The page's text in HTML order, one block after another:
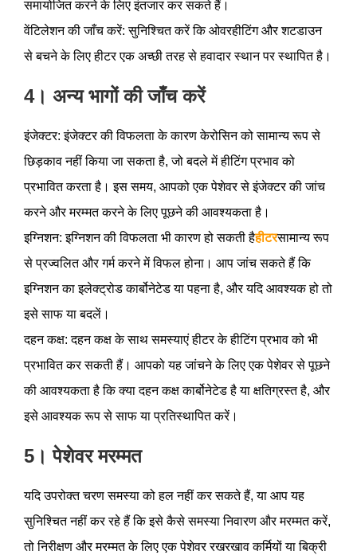
समायोजित करने के लिए इंतजार कर सकते हैं।
वेंटिलेशन की जाँच करें: सुनिश्चित करें कि ओवरहीटिंग और शटडाउन
से बचने के लिए हीटर एक अच्छी तरह से हवादार स्थान पर स्थापित है।
4। अन्य भागों की जाँच करें
इंजेक्टर: इंजेक्टर की विफलता के कारण केरोसिन को सामान्य रूप से
छिड़काव नहीं किया जा सकता है, जो बदले में हीटिंग प्रभाव को
प्रभावित करता है। इस समय, आपको एक पेशेवर से इंजेक्टर की जांच
करने और मरम्मत करने के लिए पूछने की आवश्यकता है।
इग्निशन: इग्निशन की विफलता भी कारण हो सकती हैहीटरसामान्य रूप
से प्रज्वलित और गर्म करने में विफल होना। आप जांच सकते हैं कि
इग्निशन का इलेक्ट्रोड कार्बोनेटेड या पहना है, और यदि आवश्यक हो तो
इसे साफ या बदलें।
दहन कक्ष: दहन कक्ष के साथ समस्याएं हीटर के हीटिंग प्रभाव को भी
प्रभावित कर सकती हैं। आपको यह जांचने के लिए एक पेशेवर से पूछने
की आवश्यकता है कि क्या दहन कक्ष कार्बोनेटेड है या क्षतिग्रस्त है, और
इसे आवश्यक रूप से साफ या प्रतिस्थापित करें।
5। पेशेवर मरम्मत
यदि उपरोक्त चरण समस्या को हल नहीं कर सकते हैं, या आप यह
सुनिश्चित नहीं कर रहे हैं कि इसे कैसे समस्या निवारण और मरम्मत करें,
तो निरीक्षण और मरम्मत के लिए एक पेशेवर रखरखाव कर्मियों या बिक्री